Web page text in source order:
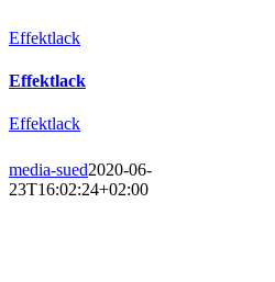
Effektlack
Effektlack
Effektlack
media-sued2020-06-
23T16:02:24+02:00